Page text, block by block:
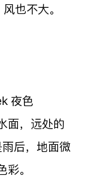
也不大。
夜色
面，远处的
后，地面微
。